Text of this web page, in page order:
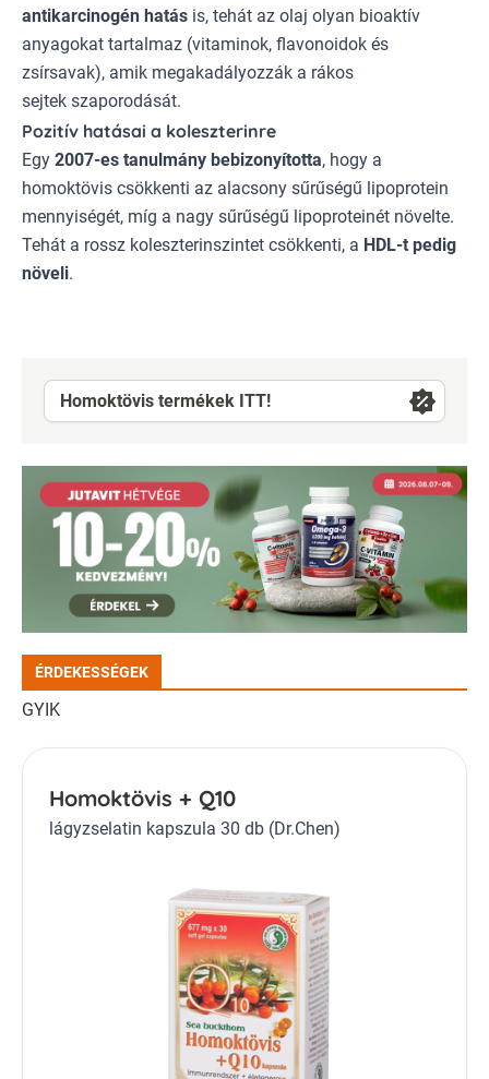
antikarcinogén hatás is, tehát az olaj olyan bioaktív
anyagokat tartalmaz (vitaminok, flavonoidok és
zsírsavak), amik megakadályozzák a rákos
sejtek szaporodását.
Pozitív hatásai a koleszterinre
Egy 2007-es tanulmány bebizonyította, hogy a
homoktövis csökkenti az alacsony sűrűségű lipoprotein
mennyiségét, míg a nagy sűrűségű lipoproteinét növelte.
Tehát a rossz koleszterinszintet csökkenti, a HDL-t pedig
növeli.
Homoktövis termékek ITT!
ÉRDEKESSÉGEK
GYIK
Homoktövis + Q10
lágyzselatin kapszula 30 db (Dr.Chen)